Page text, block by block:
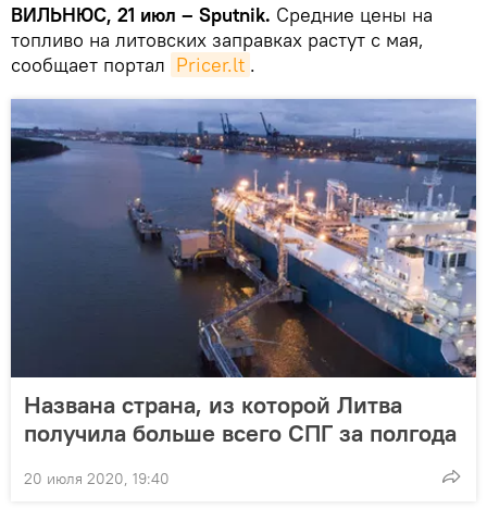
ВИЛЬНЮС, 21 июл – Sputnik. Средние цены на
топливо на литовских заправках растут с мая,
сообщает портал Pricer.lt .
Названа страна, из которой Литва
получила больше всего СПГ за полгода
20 июля 2020, 19:40